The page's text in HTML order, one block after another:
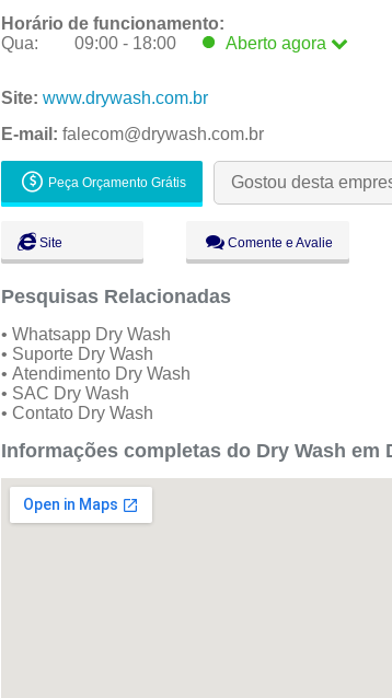
Horário de funcionamento:
Qua:
09:00 - 18:00 Aberto agora
Ter:
09:00 - 18:00
Qua:
09:00 - 18:00 Aberto
Qui:
09:00 - 18:00
Sex:
09:00 - 18:00
Sáb:
Fechado
Dom:
Site: www.drywash.com.br
E-mail: falecom@drywash.com.br
Peça Orçamento Grátis Gostou desta
Site Comente e Avalie
Pesquisas Relacionadas
• Whatsapp Dry Wash
• Suporte Dry Wash
• Atendimento Dry Wash
• SAC Dry Wash
• Contato Dry Wash
Informações completas do Dry Wash em